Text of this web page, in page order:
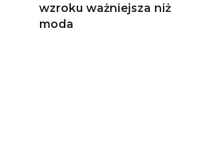
wzroku ważniejsza niż
moda